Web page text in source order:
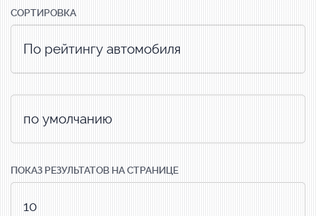
СОРТИРОВКА
ПОКАЗ РЕЗУЛЬТАТОВ НА СТРАНИЦЕ